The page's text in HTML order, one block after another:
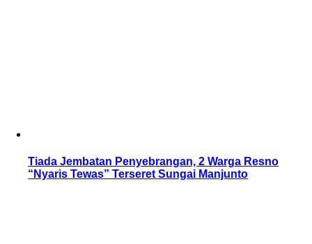
Tiada Jembatan Penyebrangan, 2 Warga Resno
“Nyaris Tewas” Terseret Sungai Manjunto